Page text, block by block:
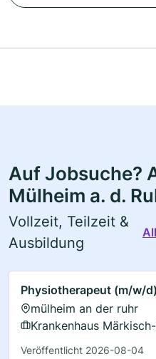
Auf Jobsuche?
Mülheim a. d.
Vollzeit, Teilzeit &
Ausbildung
Physiotherapeut (m/w/
mülheim an der ruhr
Krankenhaus
Veröffentlicht 2026-08-04